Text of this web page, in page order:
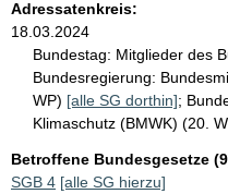
Adressatenkreis:
18.03.2024
Bundestag: Mitglieder des
Bundesregierung:
WP) [alle SG dorthin];
Klimaschutz (BMWK) (20.
Betroffene Bundesgesetze
SGB 4 [alle SG hierzu]